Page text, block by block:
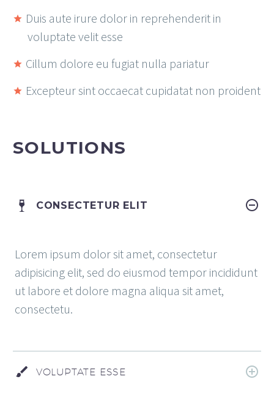
Duis aute irure dolor in reprehenderit in
voluptate velit esse
Cillum dolore eu fugiat nulla pariatur
Excepteur sint occaecat cupidatat non proident
SOLUTIONS
CONSECTETUR ELIT
Lorem ipsum dolor sit amet, consectetur
adipisicing elit, sed do eiusmod tempor incididunt
ut labore et dolore magna aliqua sit amet,
consectetu.
VOLUPTATE ESSE